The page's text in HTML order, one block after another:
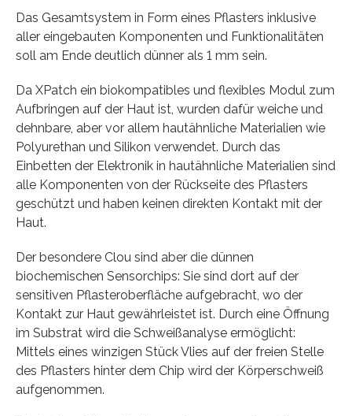
Das Gesamtsystem in Form eines Pflasters inklusive
aller eingebauten Komponenten und Funktionalitäten
soll am Ende deutlich dünner als 1 mm sein.
Da XPatch ein biokompatibles und flexibles Modul zum
Aufbringen auf der Haut ist, wurden dafür weiche und
dehnbare, aber vor allem hautähnliche Materialien wie
Polyurethan und Silikon verwendet. Durch das
Einbetten der Elektronik in hautähnliche Materialien sind
alle Komponenten von der Rückseite des Pflasters
geschützt und haben keinen direkten Kontakt mit der
Haut.
Der besondere Clou sind aber die dünnen
biochemischen Sensorchips: Sie sind dort auf der
sensitiven Pflasteroberfläche aufgebracht, wo der
Kontakt zur Haut gewährleistet ist. Durch eine Öffnung
im Substrat wird die Schweißanalyse ermöglicht:
Mittels eines winzigen Stück Vlies auf der freien Stelle
des Pflasters hinter dem Chip wird der Körperschweiß
aufgenommen.